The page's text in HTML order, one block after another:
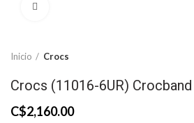
Inicio Crocs
Crocs (11016-6UR)
C$2,160.00